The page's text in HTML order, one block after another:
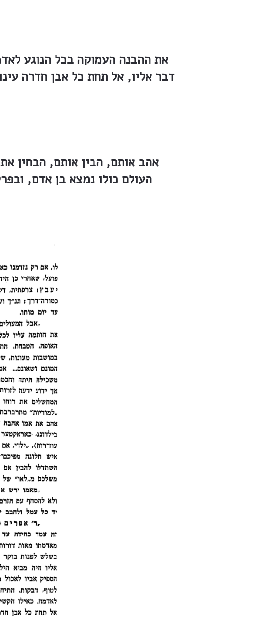
את ההבנה העמוקה בכל הנוגע
דבר אליו, אל תחת כל אבן חדרה
אהב אותם, הבין אותם, הבחין
העולם כולו נמצא בן אדם,